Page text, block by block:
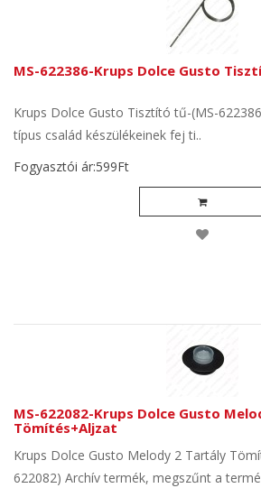
MS-622386-Krups Dolce Gusto
Krups Dolce Gusto Tisztító tű-(MS-
típus család készülékeinek fej ti..
Fogyasztói ár:599Ft
MS-622082-Krups Dolce Gusto
Tömítés+Aljzat
Krups Dolce Gusto Melody 2 Tartály
622082) Archív termék, megszűnt a